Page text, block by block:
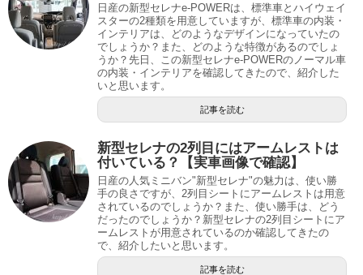
日産の新型セレナe-POWERは、標準車とハイウェイ
スターの2種類を用意していますが、標準車の内装・
インテリアは、どのようなデザインになっていたの
でしょうか？また、どのような特徴があるのでしょ
うか？先日、この新型セレナe-POWERのノーマル車
の内装・インテリアを確認してきたので、紹介した
いと思います。
記事を読む
新型セレナの2列目にはアームレストは
付いている？【実車画像で確認】
日産の人気ミニバン"新型セレナ"の魅力は、使い勝
手の良さですが、2列目シートにアームレストは用意
されているのでしょうか？また、使い勝手は、どう
だったのでしょうか？新型セレナの2列目シートにア
ームレストが用意されているのか確認してきたの
で、紹介したいと思います。
記事を読む